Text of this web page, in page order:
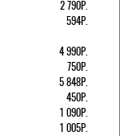
2 790Р.
594Р.
4 990Р.
750Р.
5 848Р.
450Р.
1 090Р.
1 005Р.